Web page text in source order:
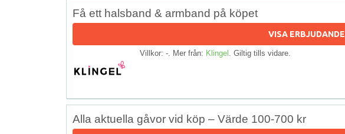
Få ett halsband & armband på köpet
VISA ERBJUDANDE
Villkor: -. Mer från: Klingel . Giltig tills vidare.
Alla aktuella gåvor vid köp – Värde 100-700 kr